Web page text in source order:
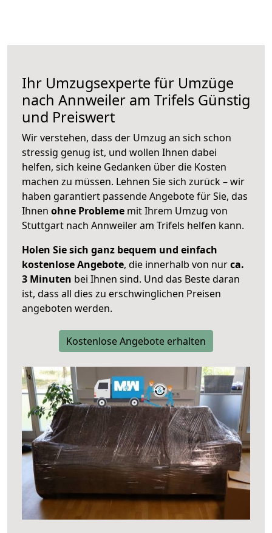
Ihr Umzugsexperte für Umzüge
nach Annweiler am Trifels Günstig
und Preiswert
Wir verstehen, dass der Umzug an sich schon
stressig genug ist, und wollen Ihnen dabei
helfen, sich keine Gedanken über die Kosten
machen zu müssen. Lehnen Sie sich zurück – wir
haben garantiert passende Angebote für Sie, das
Ihnen ohne Probleme mit Ihrem Umzug von
Stuttgart nach Annweiler am Trifels helfen kann.
Holen Sie sich ganz bequem und einfach
kostenlose Angebote, die innerhalb von nurca.
3 Minuten bei Ihnen sind. Und das Beste daran
ist, dass all dies zu erschwinglichen Preisen
angeboten werden.
Kostenlose Angebote erhalten